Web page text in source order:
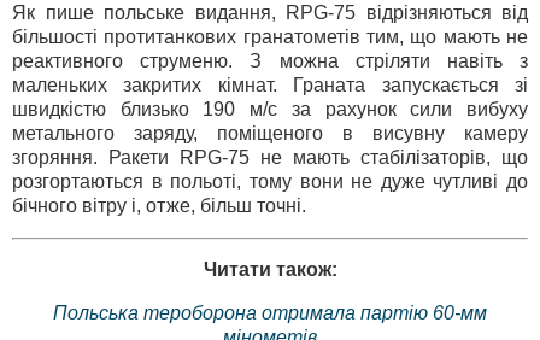
Як пише польське видання, RPG-75 відрізняються від
більшості протитанкових гранатометів тим, що мають не
реактивного струменю. З можна стріляти навіть з
маленьких закритих кімнат. Граната запускається зі
швидкістю близько 190 м/с за рахунок сили вибуху
метального заряду, поміщеного в висувну камеру
згоряння. Ракети RPG-75 не мають стабілізаторів, що
розгортаються в польоті, тому вони не дуже чутливі до
бічного вітру і, отже, більш точні.
Читати також:
Польська тероборона отримала партію 60-мм